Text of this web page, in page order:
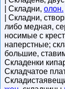
| Складни, олон.
| Складни,
либо медная,
носимые с
наперстные;
большие,
Складенки
Складчатое